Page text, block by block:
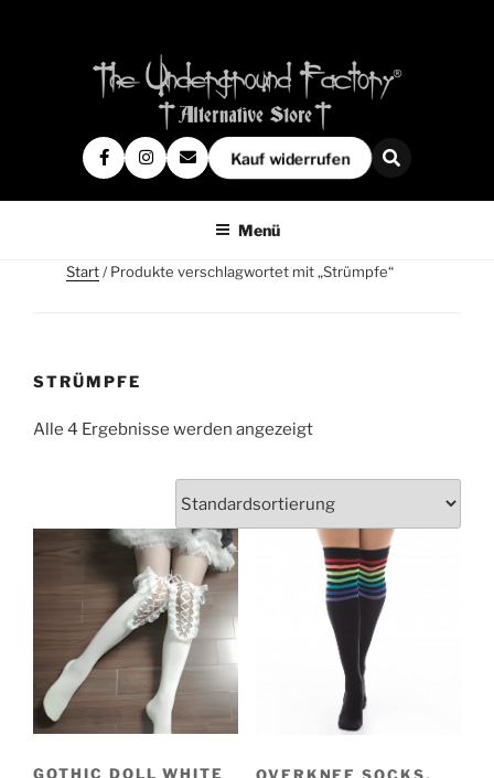
Kauf widerrufen
Menü
Start/ Produkte verschlagwortet mit „Strümpfe“
STRÜMPFE
Alle 4 Ergebnisse werden angezeigt
GOTHIC DOLL WHITE